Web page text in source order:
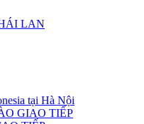
LAN
tại Hà Nội
GIAO TIẾP